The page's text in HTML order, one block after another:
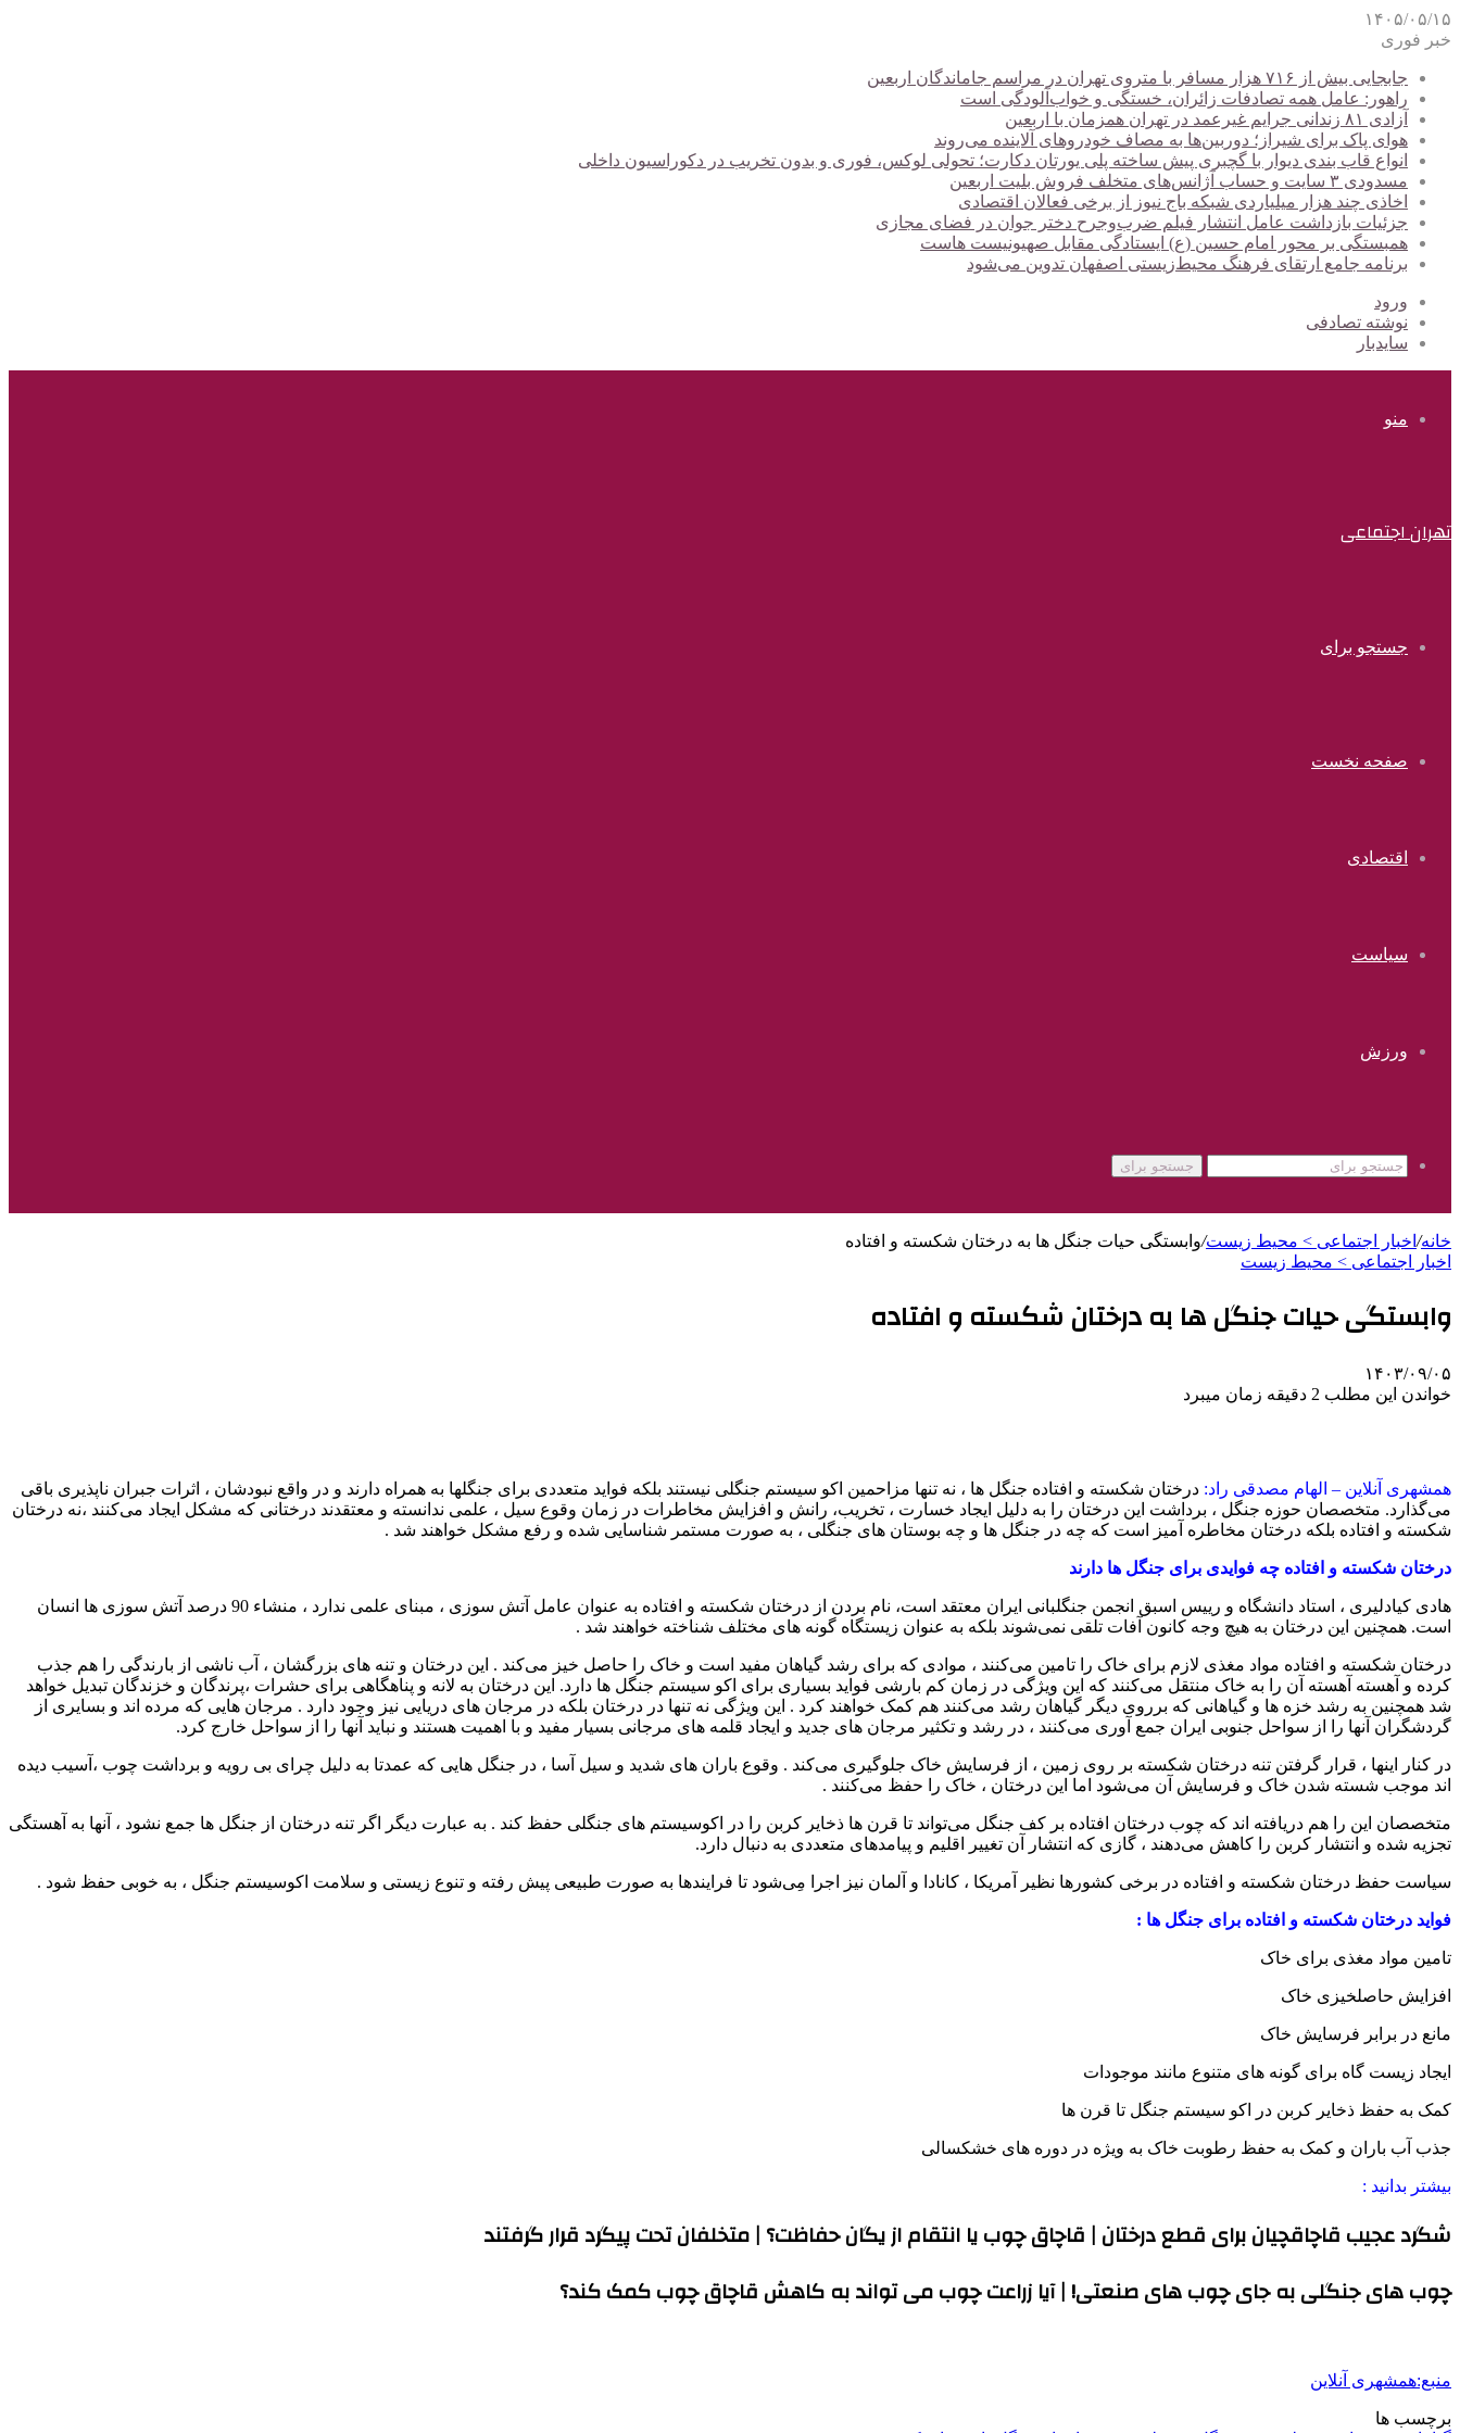
۱۴۰۵/۰۵/۱۵
خبر فوری
جابجایی بیش از ۷۱۶ هزار مسافر با متروی تهران در مراسم جاماندگان اربعین
راهور: عامل همه تصادفات زائران، خستگی و خواب‌آلودگی است
آزادی ۸۱ زندانی جرایم غیرعمد در تهران همزمان با اربعین
هوای پاک برای شیراز؛ دوربین‌ها به مصاف خودروهای آلاینده می‌روند
انواع قاب بندی دیوار با گچبری پیش ساخته پلی یورتان دکارت؛ تحولی لوکس، فوری و بدون تخریب در دکوراسیون داخلی
مسدودی ۳ سایت و حساب آژانس‌های متخلف فروش بلیت اربعین
اخاذی چند هزار میلیاردی شبکه باج نیوز از برخی فعالان اقتصادی
جزئیات بازداشت عامل انتشار فیلم ضرب‌وجرح دختر جوان در فضای مجازی
همبستگی بر محور امام حسین (ع) ایستادگی مقابل صهیونیست هاست
برنامه جامع ارتقای فرهنگ محیط‌زیستی اصفهان تدوین می‌شود
ورود
نوشته تصادفی
سایدبار
منو
تهران اجتماعی
جستجو برای
صفحه نخست
اقتصادی
سیاست
ورزش
جستجو برای
خانه/ اخبار اجتماعی > محیط زیست/وابستگی حیات جنگل ها به درختان شکسته و افتاده
اخبار اجتماعی > محیط زیست
وابستگی حیات جنگل ها به درختان شکسته و افتاده
۱۴۰۳/۰۹/۰۵
خواندن این مطلب 2 دقیقه زمان میبرد
همشهری آنلاین – الهام مصدقی راد: درختان شکسته و افتاده جنگل ها ،‌ نه تنها مزاحمین اکو سیستم جنگلی نیستند بلکه فواید متعددی برای جنگلها به همراه دارند و در واقع نبودشان ، اثرات جبران ناپذیری باقی
می‌گذارد. متخصصان حوزه جنگل ، برداشت این درختان را به دلیل ایجاد خسارت ، تخریب، رانش و افزایش مخاطرات در زمان وقوع سیل ، علمی ندانسته و معتقدند درختانی که مشکل ایجاد می‌کنند ،‌نه درختان
شکسته و افتاده بلکه درختان مخاطره آمیز است که چه در جنگل ها و چه بوستان های جنگلی ، به صورت مستمر شناسایی شده و رفع مشکل خواهند شد .
درختان شکسته و افتاده چه فوایدی برای جنگل ها دارند
هادی کیادلیری ، استاد دانشگاه و رییس اسبق انجمن جنگلبانی ایران معتقد است، نام بردن از درختان شکسته و افتاده به عنوان عامل آتش سوزی ، مبنای علمی ندارد ، منشاء 90 درصد آتش سوزی ها انسان
است. همچنین این درختان به هیچ وجه کانون آفات تلقی نمی‌شوند بلکه به عنوان زیستگاه گونه های مختلف شناخته خواهند شد .
درختان شکسته و افتاده مواد مغذی لازم برای خاک را تامین می‌کنند ، موادی که برای رشد گیاهان مفید است و خاک را حاصل خیز می‌کند . این درختان و تنه های بزرگشان ، آب ناشی از بارندگی را هم جذب
کرده و آهسته آهسته آن را به خاک منتقل می‌کنند که این ویژگی در زمان کم بارشی فواید بسیاری برای اکو سیستم جنگل ها دارد. این درختان به لانه و پناهگاهی برای حشرات ،‌پرندگان و خزندگان تبدیل خواهد
شد همچنین به رشد خزه ها و گیاهانی که برروی دیگر گیاهان رشد می‌کنند هم کمک خواهند کرد . این ویژگی نه تنها در درختان بلکه در مرجان های دریایی نیز وجود دارد . مرجان هایی که مرده اند و بسایری از
گردشگران آنها را از سواحل جنوبی ایران جمع آوری می‌کنند ، در رشد و تکثیر مرجان های جدید و ایجاد قلمه های مرجانی بسیار مفید و با اهمیت هستند و نباید آنها را از سواحل خارج کرد.
در کنار اینها ، قرار گرفتن تنه درختان شکسته بر روی زمین ، از فرسایش خاک جلوگیری می‌کند . وقوع باران های شدید و سیل آسا ، در جنگل هایی که عمدتا به دلیل چرای بی رویه و برداشت چوب ،‌آسیب دیده
اند موجب شسته شدن خاک و فرسایش آن می‌شود اما این درختان ، خاک را حفظ می‌کنند .
متخصصان این را هم دریافته اند که چوب درختان افتاده بر کف جنگل می‌تواند تا قرن ها ذخایر کربن را در اکوسیستم های جنگلی حفظ کند . به عبارت دیگر اگر تنه درختان از جنگل ها جمع نشود ، آنها به آهستگی
تجزیه شده و انتشار کربن را کاهش می‌دهند ، گازی که انتشار آن تغییر اقلیم و پیامدهای متعددی به دنبال دارد.
سیاست حفظ درختان شکسته و افتاده در برخی کشورها نظیر آمریکا ، کانادا و آلمان نیز اجرا مِی‌شود تا فرایندها به صورت طبیعی پیش رفته و تنوع زیستی و سلامت اکوسیستم جنگل ، به خوبی حفظ شود .
فواید درختان شکسته و افتاده برای جنگل ها :
تامین مواد مغذی برای خاک
افزایش حاصلخیزی خاک
مانع در برابر فرسایش خاک
ایجاد زیست گاه برای گونه های متنوع مانند موجودات
کمک به حفظ ذخایر کربن در اکو سیستم جنگل تا قرن ها
جذب آب باران و کمک به حفظ رطوبت خاک به ویژه در دوره های خشکسالی
بیشتر بدانید :
شگرد عجیب قاچاقچیان برای قطع درختان | قاچاق چوب یا انتقام از یگان حفاظت؟ | متخلفان تحت پیگرد قرار گرفتند
چوب های جنگلی به جای چوب های صنعتی! | آیا زراعت چوب می تواند به کاهش قاچاق چوب کمک کند؟
منبع:همشهری آنلاین
برچسب ها